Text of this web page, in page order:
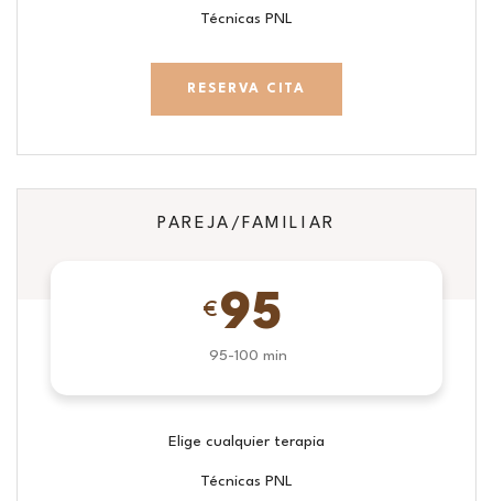
Técnicas PNL
RESERVA CITA
PAREJA/FAMILIAR
€ 95
95-100 min
Elige cualquier terapia
Técnicas PNL